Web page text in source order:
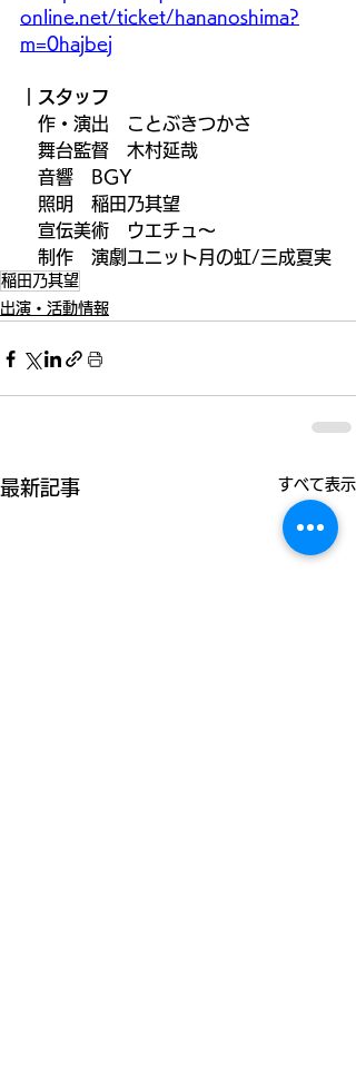
online.net/ticket/hananoshima?
m=0hajbej
｜スタッフ
作・演出　ことぶきつかさ
舞台監督　木村延哉
音響　BGY
照明　稲田乃其望
宣伝美術　ウエチュ〜
制作　演劇ユニット月の虹/三成夏実
稲田乃其望
出演・活動情報
最新記事 すべて表示